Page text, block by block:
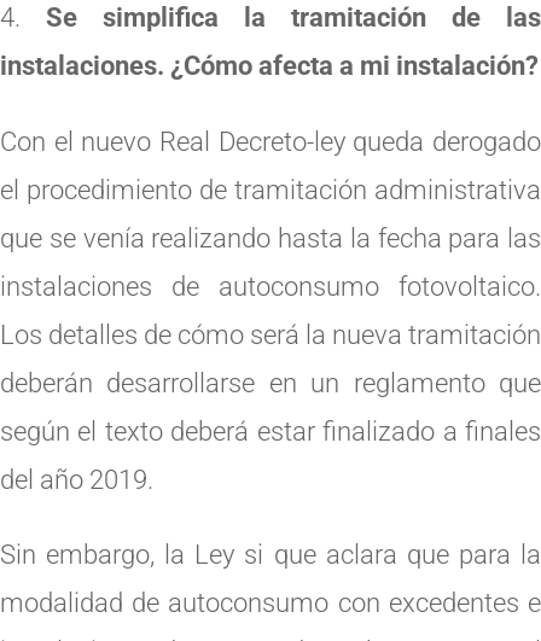
Se simplifica la tramitación de las
instalaciones. ¿Cómo afecta a mi instalación?
Con el nuevo Real Decreto-ley queda derogado
el procedimiento de tramitación administrativa
que se venía realizando hasta la fecha para las
instalaciones de autoconsumo fotovoltaico.
Los detalles de cómo será la nueva tramitación
deberán desarrollarse en un reglamento que
según el texto deberá estar finalizado a finales
del año 2019.
Sin embargo, la Ley si que aclara que para la
modalidad de autoconsumo con excedentes e